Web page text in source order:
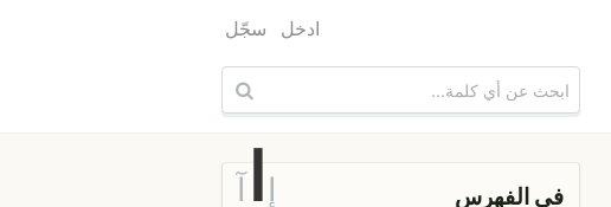
ادخل سجّل
في الفهرس إ آ